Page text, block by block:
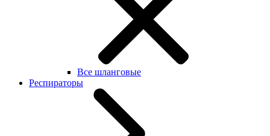
Все шланговые
Респираторы